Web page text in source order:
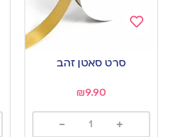
סרט סאטן זהב
₪9.90
+
-